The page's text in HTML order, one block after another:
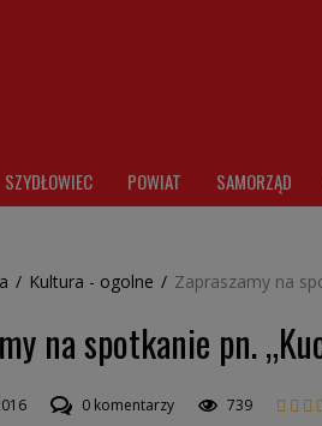
SZYDŁOWIEC POWIAT SAMORZĄD
/ Kultura - ogolne / Zapraszamy na
na spotkanie pn.
0 komentarzy 739